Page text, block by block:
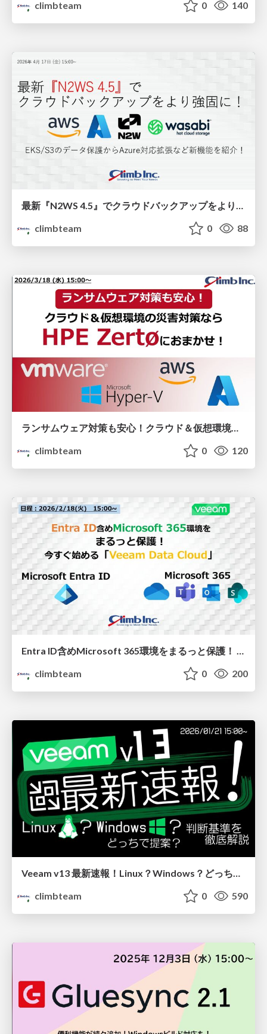
climbteam 0 140
最新『N2WS 4.5』でクラウドバックアップをより強固に！EKS/S3のデータ保護からAzure対応拡張など新機能を紹介！
climbteam
0 88
ランサムウェア対策も安心！クラウド＆仮想環境の災害対策なら「HPE Zerto」におまかせ！
climbteam
0 120
climbteam
0 200
Veeam v13 最新速報！Linux？Windows？どっちで提案？判断基準を徹底解説
climbteam
0 590